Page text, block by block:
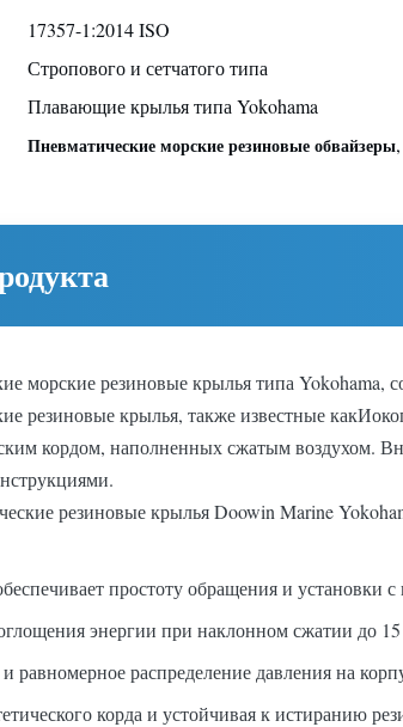
17357-1:2014 ISO
Стропового и сетчатого типа
Плавающие крылья типа Yokohama
Пневматические морские резиновые обвайзеры,
морские резиновые крылья типа Yokohama,
резиновые крылья, также известные как
кордом, наполненных сжатым воздухом.
резиновые крылья Doowin Marine
простоту обращения и установки
энергии при наклонном сжатии до 15
равномерное распределение давления на
корда и устойчивая к истиранию